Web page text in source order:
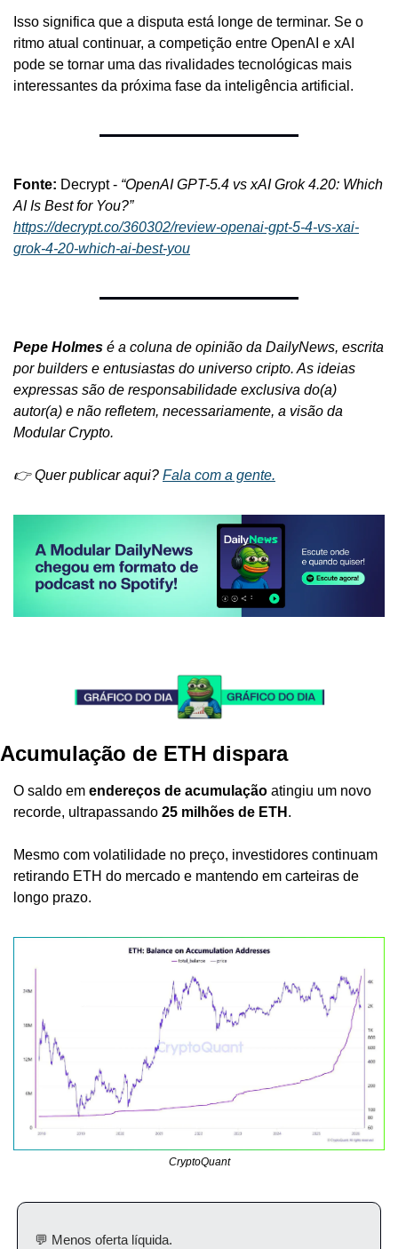
Isso significa que a disputa está longe de terminar. Se o
ritmo atual continuar, a competição entre OpenAI e xAI
pode se tornar uma das rivalidades tecnológicas mais
interessantes da próxima fase da inteligência artificial.
Fonte: Decrypt - “OpenAI GPT-5.4 vs xAI Grok 4.20: Which
AI Is Best for You?”
https://decrypt.co/360302/review-openai-gpt-5-4-vs-xai-
grok-4-20-which-ai-best-you
Pepe Holmes é a coluna de opinião da DailyNews, escrita
por builders e entusiastas do universo cripto. As ideias
expressas são de responsabilidade exclusiva do(a)
autor(a) e não refletem, necessariamente, a visão da
Modular Crypto.
👉 Quer publicar aqui? Fala com a gente.
Acumulação de ETH dispara
O saldo em endereços de acumulação atingiu um novo
recorde, ultrapassando 25 milhões de ETH .
Mesmo com volatilidade no preço, investidores continuam
retirando ETH do mercado e mantendo em carteiras de
longo prazo.
CryptoQuant
💬 Menos oferta líquida.